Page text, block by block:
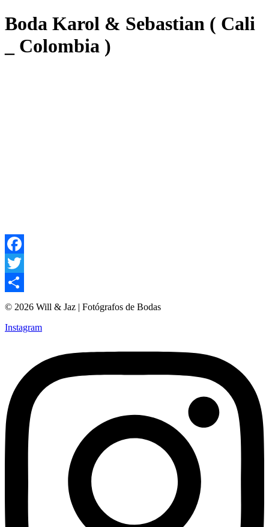
Boda Karol & Sebastian ( Cali
_ Colombia )
Facebook
Twitter
Compartir
© 2026 Will & Jaz | Fotógrafos de Bodas
Instagram